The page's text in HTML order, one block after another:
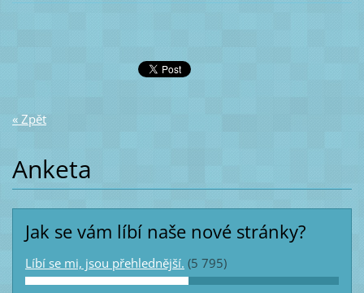
« Zpět
Anketa
Jak se vám líbí naše nové stránky?
Líbí se mi, jsou přehlednější. (5 795)